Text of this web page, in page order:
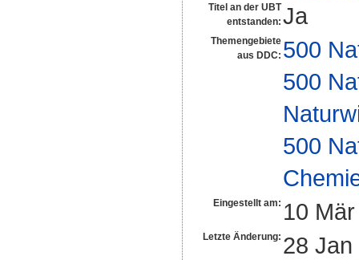
Titel an der UBT
entstanden: Ja
Themengebiete
aus DDC: 500
500
500
Eingestellt am: 10
Letzte Änderung: 28